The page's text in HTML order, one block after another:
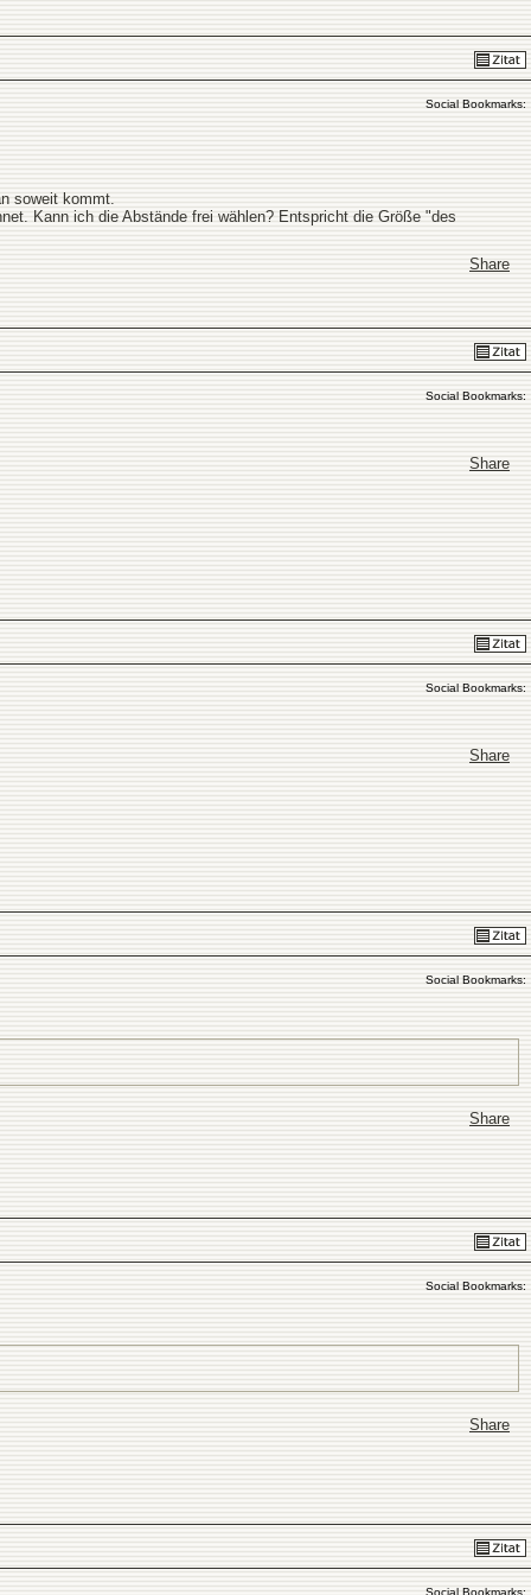
Social Bookmarks:
soweit kommt.
Kann ich die Abstände frei wählen? Entspricht die Größe "des
Share
Social Bookmarks:
Share
Social Bookmarks:
Share
Social Bookmarks:
Share
Social Bookmarks:
Share
Social Bookmarks: